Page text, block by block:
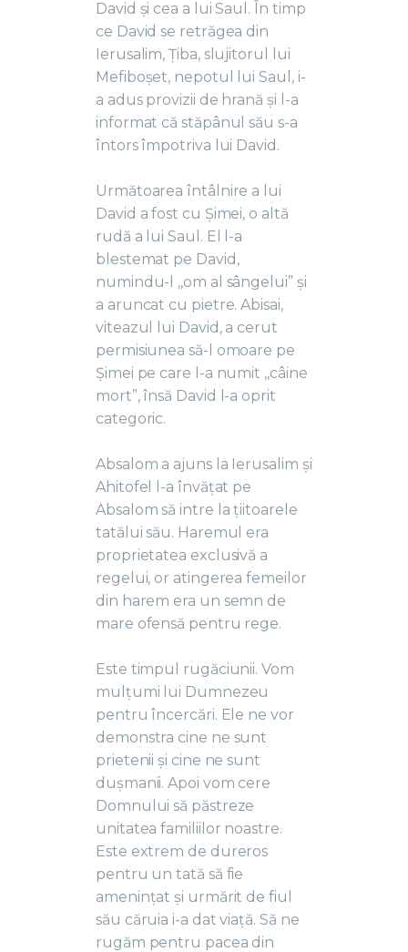
David și cea a lui Saul. În timp
ce David se retrăgea din
Ierusalim, Țiba, slujitorul lui
Mefiboșet, nepotul lui Saul, i-
a adus provizii de hrană și l-a
informat că stăpânul său s-a
întors împotriva lui David.
Următoarea întâlnire a lui
David a fost cu Șimei, o altă
rudă a lui Saul. El l-a
blestemat pe David,
numindu-l ,,om al sângelui” și
a aruncat cu pietre. Abisai,
viteazul lui David, a cerut
permisiunea să-l omoare pe
Șimei pe care l-a numit ,,câine
mort”, însă David l-a oprit
categoric.
Absalom a ajuns la Ierusalim și
Ahitofel l-a învățat pe
Absalom să intre la țiitoarele
tatălui său. Haremul era
proprietatea exclusivă a
regelui, or atingerea femeilor
din harem era un semn de
mare ofensă pentru rege.
Este timpul rugăciunii. Vom
mulțumi lui Dumnezeu
pentru încercări. Ele ne vor
demonstra cine ne sunt
prietenii și cine ne sunt
dușmanii. Apoi vom cere
Domnului să păstreze
unitatea familiilor noastre.
Este extrem de dureros
pentru un tată să fie
amenințat și urmărit de fiul
său căruia i-a dat viață. Să ne
rugăm pentru pacea din